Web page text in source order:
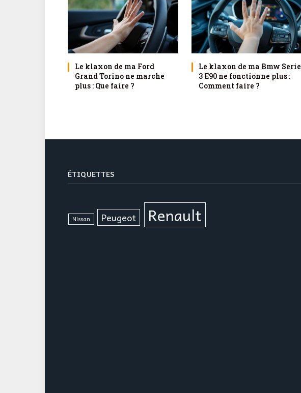
Le klaxon de ma Ford
Grand Torino ne marche
plus : Que faire ?
Le klaxon de ma Bmw Serie
3 E90 ne fonctionne plus :
Comment faire ?
ÉTIQUETTES
Nissan Peugeot Renault